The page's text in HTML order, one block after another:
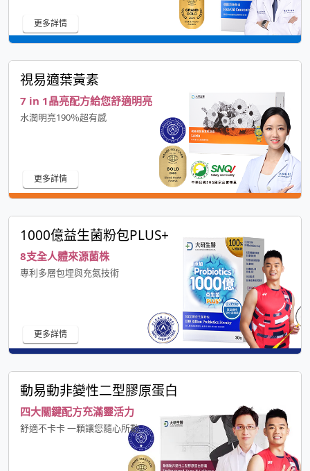
更多詳情
視易適葉黃素
7 in 1晶亮配方給您舒適明亮
水潤明亮190％超有感
更多詳情
1000億益生菌粉包PLUS+
8支全人體來源菌株
專利多層包埋與充氮技術
更多詳情
動易動非變性二型膠原蛋白
四大關鍵配方充滿靈活力
舒適不卡卡 一顆讓您隨心所動